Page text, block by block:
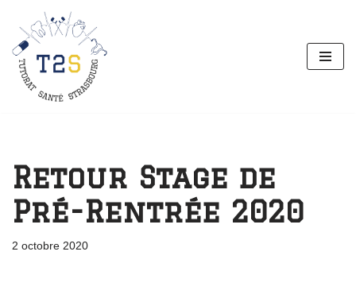
Aller
au
contenu
Retour Stage de
Pré-Rentrée 2020
2 octobre 2020